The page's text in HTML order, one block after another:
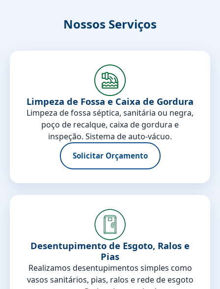
Nossos Serviços
Limpeza de Fossa e Caixa de Gordura
Limpeza de fossa séptica, sanitária ou negra,
poço de recalque, caixa de gordura e
inspeção. Sistema de auto-vácuo.
Solicitar Orçamento
Desentupimento de Esgoto, Ralos e
Pias
Realizamos desentupimentos simples como
vasos sanitários, pias, ralos e rede de esgoto